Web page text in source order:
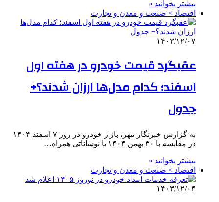
بیشتر بخوانید »
اقتصاد > صنعت و معدن و تجارت
۱۴۰۳/۱۲/۰۷
عقبگرد قیمت خودرو در هفته اول
اسفند؛ کدام مدل‌ها ارزان شدند؟+
جدول
به گزارش خبرنگار مهر، بازار خودرو در روز ۷ اسفند ۱۴۰۴
در مقایسه با ۳۰ بهمن ۱۴۰۴ با نوساناتی همراه…
بیشتر بخوانید »
اقتصاد > صنعت و معدن و تجارت
۱۴۰۳/۱۲/۰۴